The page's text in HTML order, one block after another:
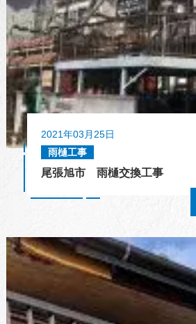
2021年03月25日
雨樋工事
尾張旭市 雨樋交換工事